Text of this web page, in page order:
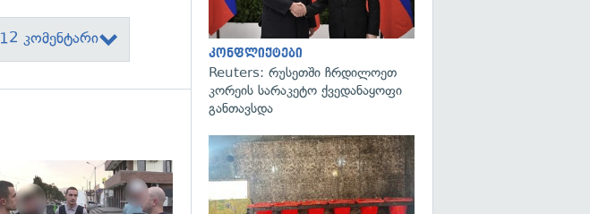
კომენტარი
გადახედვა
კონფლიქტები
Reuters: რუსეთში ჩრდილოეთ
კორეის სარაკეტო ქვედანაყოფი
განთავსდა